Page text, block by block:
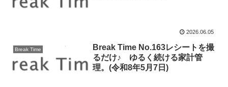
2026.06.05
Break Time
Break Time No.163レシートを撮
るだけ♪ ゆるく続ける家計管
理。(令和8年5月7日)